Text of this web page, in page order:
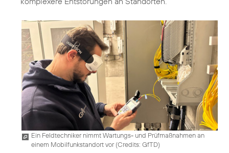
Ein Feldtechniker nimmt Wartungs- und Prüfmaßnahmen an
einem Mobilfunkstandort vor (Credits: GfTD)